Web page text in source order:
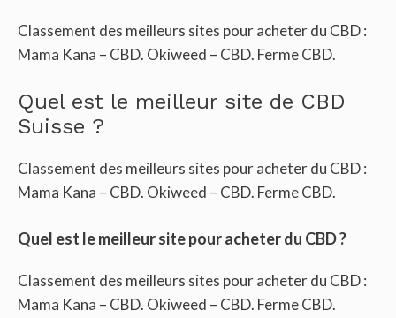
Classement des meilleurs sites pour acheter du CBD :
Mama Kana – CBD. Okiweed – CBD. Ferme CBD.
Quel est le meilleur site de CBD
Suisse ?
Classement des meilleurs sites pour acheter du CBD :
Mama Kana – CBD. Okiweed – CBD. Ferme CBD.
Quel est le meilleur site pour acheter du CBD ?
Classement des meilleurs sites pour acheter du CBD :
Mama Kana – CBD. Okiweed – CBD. Ferme CBD.